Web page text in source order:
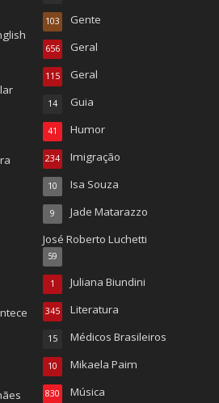
Gente
103
Geral
656
Geral
115
Guia
14
Humor
41
Imigração
234
Isa Souza
10
Jade Matarazzo
9
José Roberto Luchetti
59
Juliana Biundini
1
Literatura
345
Médicos Brasileiros
15
Mikaela Paim
10
Música
830